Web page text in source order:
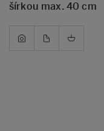
šírkou max. 40 cm